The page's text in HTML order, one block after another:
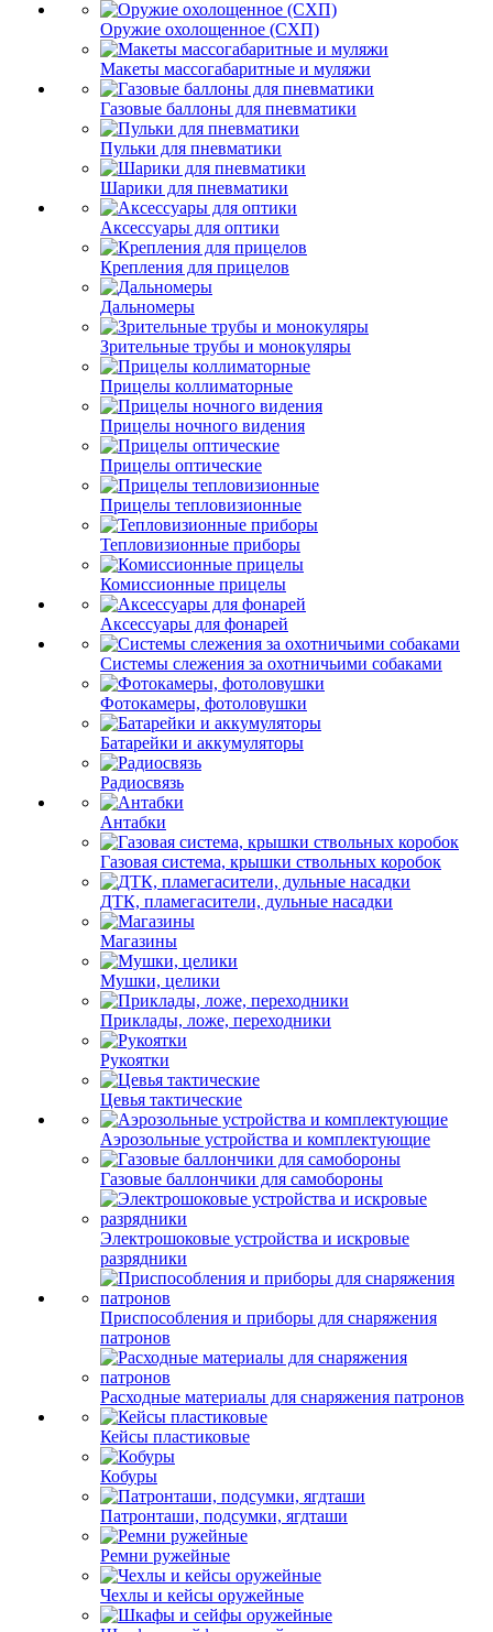
Оружие охолощенное (СХП)
Макеты массогабаритные и муляжи
Газовые баллоны для пневматики
Пульки для пневматики
Шарики для пневматики
Аксессуары для оптики
Крепления для прицелов
Дальномеры
Зрительные трубы и монокуляры
Прицелы коллиматорные
Прицелы ночного видения
Прицелы оптические
Прицелы тепловизионные
Тепловизионные приборы
Комиссионные прицелы
Аксессуары для фонарей
Системы слежения за охотничьими собаками
Фотокамеры, фотоловушки
Батарейки и аккумуляторы
Радиосвязь
Антабки
Газовая система, крышки ствольных коробок
ДТК, пламегасители, дульные насадки
Магазины
Мушки, целики
Приклады, ложе, переходники
Рукоятки
Цевья тактические
Аэрозольные устройства и комплектующие
Газовые баллончики для самобороны
Электрошоковые устройства и искровые
разрядники
Приспособления и приборы для снаряжения
патронов
Расходные материалы для снаряжения патронов
Кейсы пластиковые
Кобуры
Патронташи, подсумки, ягдташи
Ремни ружейные
Чехлы и кейсы оружейные